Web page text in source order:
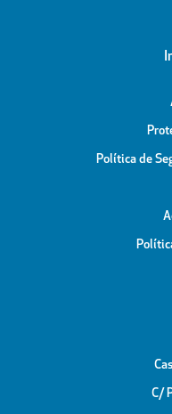
Política de
C/